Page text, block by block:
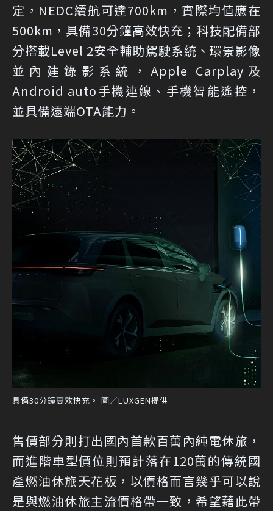
定，NEDC續航可達700km，實際均值應在
500km，具備30分鐘高效快充；科技配備部
分搭載Level 2安全輔助駕駛系統、環景影像
並內建錄影系統，Apple Carplay及
Android auto手機連線、手機智能遙控，
並具備遠端OTA能力。
具備30分鐘高效快充。 圖／LUXGEN提供
售價部分則打出國內首款百萬內純電休旅，
而進階車型價位則預計落在120萬的傳統國
產燃油休旅天花板，以價格而言幾乎可以說
是與燃油休旅主流價格帶一致，希望藉此帶